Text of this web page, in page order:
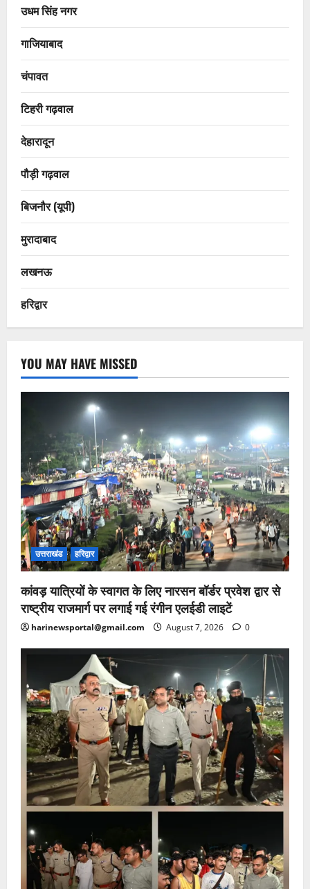
उधम सिंह नगर
गाजियाबाद
चंपावत
टिहरी गढ़वाल
देहारादून
पौड़ी गढ़वाल
बिजनौर (यूपी)
मुरादाबाद
लखनऊ
हरिद्वार
YOU MAY HAVE MISSED
उत्तराखंड हरिद्वार
कांवड़ यात्रियों के स्वागत के लिए नारसन बॉर्डर प्रवेश द्वार से
राष्ट्रीय राजमार्ग पर लगाई गई रंगीन एलईडी लाइटें
harinewsportal@gmail.com August 7, 2026 0